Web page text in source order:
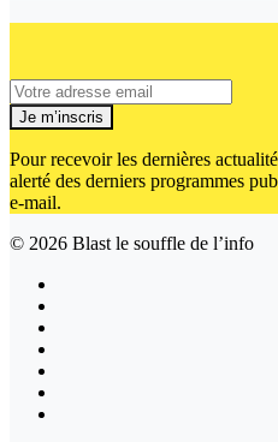
Je m’inscris
Pour recevoir les dernières
alerté des derniers programmes
e-mail.
© 2026 Blast le souffle de l’info